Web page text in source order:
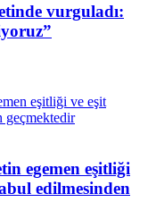
vurguladı:
egemen eşitliği
edilmesinden